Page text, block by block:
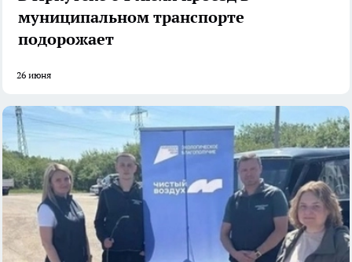
муниципальном транспорте
подорожает
26 июня